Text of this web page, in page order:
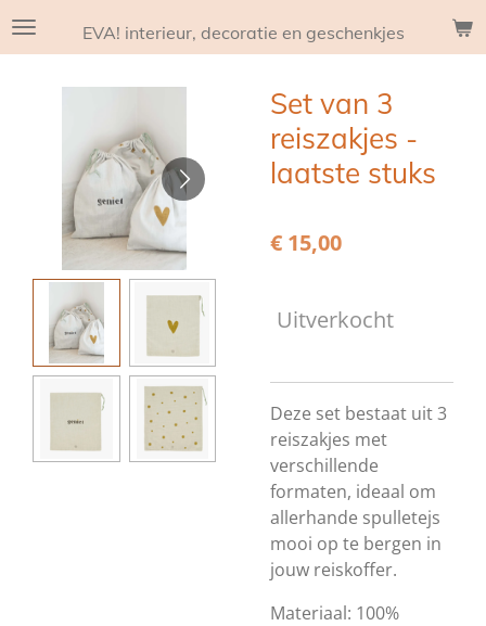
Ga
EVA! interieur, decoratie en geschenkjes
Set van 3
reiszakjes -
laatste stuks
€ 15,00
Uitverkocht
Deze set bestaat uit 3
reiszakjes met
verschillende
formaten, ideaal om
allerhande spulletejs
mooi op te bergen in
jouw reiskoffer.
Materiaal: 100%